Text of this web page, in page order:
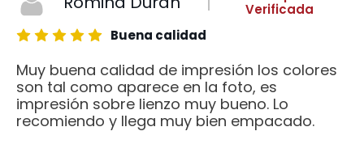
Verificada
Buena calidad
Muy buena calidad de impresión los colores
son tal como aparece en la foto, es
impresión sobre lienzo muy bueno. Lo
recomiendo y llega muy bien empacado.